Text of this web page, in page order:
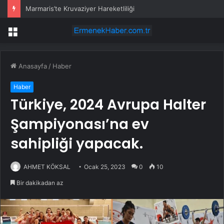
Marmaris’te Kruvaziyer Hareketliliği
Menü
Anasayfa / Haber
Haber
Türkiye, 2024 Avrupa Halter
Şampiyonası’na ev
sahipliği yapacak.
AHMET KÖKSAL Ocak 25, 2023 0 10
Bir dakikadan az